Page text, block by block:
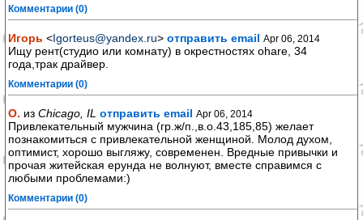
Комментарии (0)
Игорь <Igorteus@yandex.ru> отправить email Apr 06, 2014
Ищу рент(студио или комнату) в окрестностях оhare, 34
года,трак драйвер.
Комментарии (0)
О. из Chicago, IL отправить email Apr 06, 2014
Привлекательный мужчина (гр.ж/п.,в.о.43,185,85) желает
познакомиться с привлекательной женщиной. Молод духом,
оптимист, хорошо выгляжу, современен. Вредные привычки и
прочая житейская ерунда не волнуют, вместе справимся с
любыми проблемами:)
Комментарии (0)